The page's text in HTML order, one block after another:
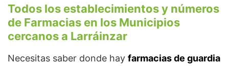
Todos los establecimientos y números
de Farmacias en los Municipios
cercanos a Larráinzar
Necesitas saber donde hay farmacias de guardia